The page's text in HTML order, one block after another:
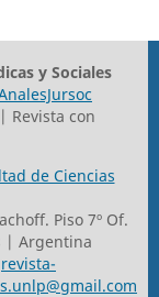
y Sociales
Revista con
de Ciencias
Piso 7º Of.
| Argentina
revista-